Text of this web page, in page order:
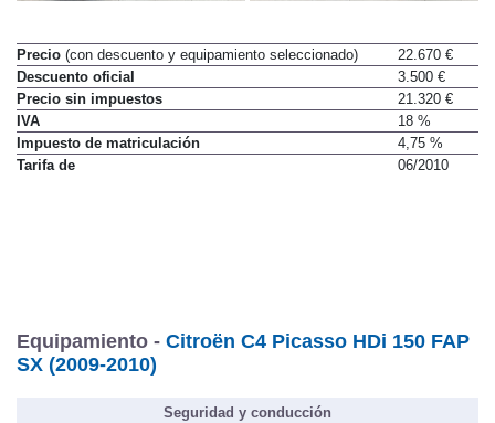
Precio (con descuento y equipamiento seleccionado)
22.670 €
Descuento oficial
3.500 €
Precio sin impuestos
21.320 €
IVA
18 %
Impuesto de matriculación
4,75 %
Tarifa de
06/2010
Equipamiento - Citroën C4 Picasso HDi 150 FAP
SX (2009-2010)
Seguridad y conducción